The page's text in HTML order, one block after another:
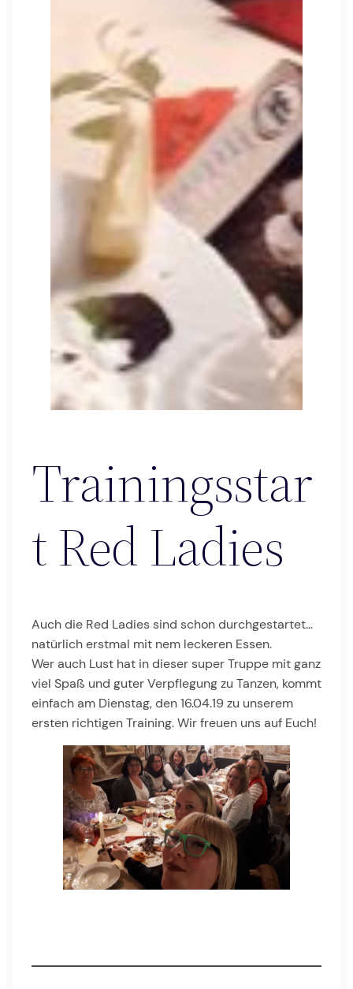
Trainingsstar
t Red Ladies
Auch die Red Ladies sind schon durchgestartet…
natürlich erstmal mit nem leckeren Essen.
Wer auch Lust hat in dieser super Truppe mit ganz
viel Spaß und guter Verpflegung zu Tanzen, kommt
einfach am Dienstag, den 16.04.19 zu unserem
ersten richtigen Training. Wir freuen uns auf Euch!